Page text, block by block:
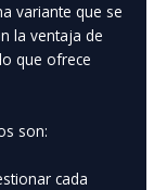
variante que se
la ventaja de
que ofrece
son:
cada